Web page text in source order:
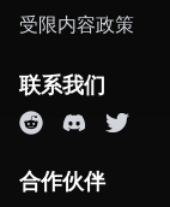
受限内容政策
联系我们
合作伙伴